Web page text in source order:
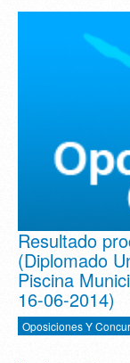
Resultado
(Diplomado
Piscina
16-06-2014)
Oposiciones Y